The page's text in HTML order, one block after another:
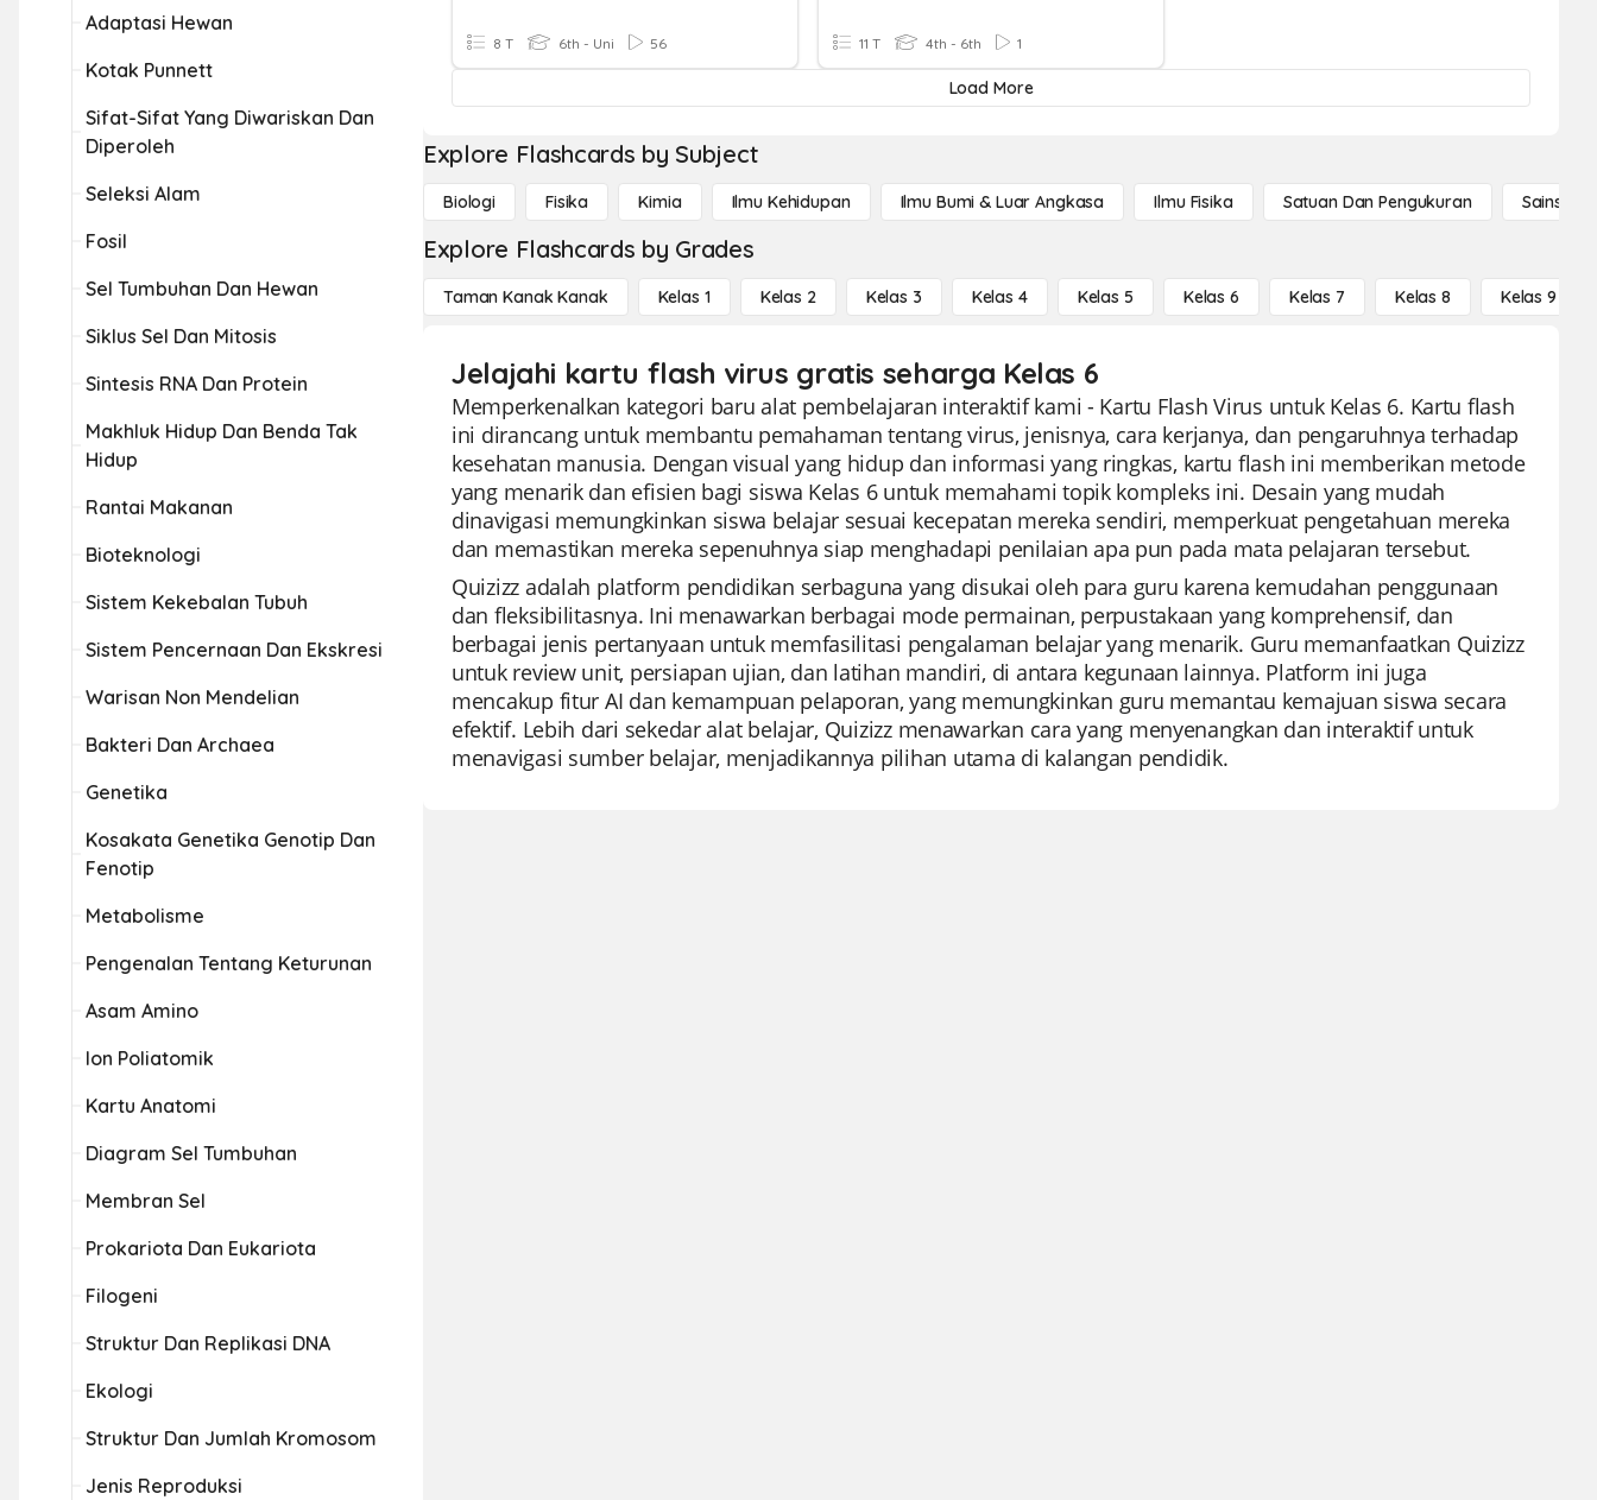
Adaptasi Hewan
Kotak Punnett
Sifat-Sifat Yang Diwariskan Dan
Diperoleh
Seleksi Alam
Fosil
Sel Tumbuhan Dan Hewan
Siklus Sel Dan Mitosis
Sintesis RNA Dan Protein
Makhluk Hidup Dan Benda Tak
Hidup
Rantai Makanan
Bioteknologi
Sistem Kekebalan Tubuh
Sistem Pencernaan Dan Ekskresi
Warisan Non Mendelian
Bakteri Dan Archaea
Genetika
Kosakata Genetika Genotip Dan
Fenotip
Metabolisme
Pengenalan Tentang Keturunan
Asam Amino
Ion Poliatomik
Kartu Anatomi
Diagram Sel Tumbuhan
Membran Sel
Prokariota Dan Eukariota
Filogeni
Struktur Dan Replikasi DNA
Ekologi
Struktur Dan Jumlah Kromosom
Jenis Reproduksi
8 T 6th - Uni 56 11 T 4th - 6th 1
Load More
Explore Flashcards by Subject
Biologi Fisika Kimia Ilmu Kehidupan Ilmu Bumi & Luar Angkasa Ilmu Fisika Satuan Dan Pengukuran Sains
Explore Flashcards by Grades
Taman Kanak Kanak Kelas 1 Kelas 2 Kelas 3 Kelas 4 Kelas 5 Kelas 6 Kelas 7 Kelas 8 Kelas 9
Jelajahi kartu flash virus gratis seharga Kelas 6
Memperkenalkan kategori baru alat pembelajaran interaktif kami - Kartu Flash Virus untuk Kelas 6. Kartu flash
ini dirancang untuk membantu pemahaman tentang virus, jenisnya, cara kerjanya, dan pengaruhnya terhadap
kesehatan manusia. Dengan visual yang hidup dan informasi yang ringkas, kartu flash ini memberikan metode
yang menarik dan efisien bagi siswa Kelas 6 untuk memahami topik kompleks ini. Desain yang mudah
dinavigasi memungkinkan siswa belajar sesuai kecepatan mereka sendiri, memperkuat pengetahuan mereka
dan memastikan mereka sepenuhnya siap menghadapi penilaian apa pun pada mata pelajaran tersebut.
Quizizz adalah platform pendidikan serbaguna yang disukai oleh para guru karena kemudahan penggunaan
dan fleksibilitasnya. Ini menawarkan berbagai mode permainan, perpustakaan yang komprehensif, dan
berbagai jenis pertanyaan untuk memfasilitasi pengalaman belajar yang menarik. Guru memanfaatkan Quizizz
untuk review unit, persiapan ujian, dan latihan mandiri, di antara kegunaan lainnya. Platform ini juga
mencakup fitur AI dan kemampuan pelaporan, yang memungkinkan guru memantau kemajuan siswa secara
efektif. Lebih dari sekedar alat belajar, Quizizz menawarkan cara yang menyenangkan dan interaktif untuk
menavigasi sumber belajar, menjadikannya pilihan utama di kalangan pendidik.